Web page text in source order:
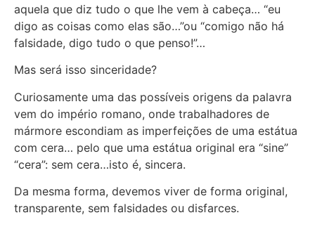
aquela que diz tudo o que lhe vem à cabeça… “eu
digo as coisas como elas são…”ou “comigo não há
falsidade, digo tudo o que penso!”…
Mas será isso sinceridade?
Curiosamente uma das possíveis origens da palavra
vem do império romano, onde trabalhadores de
mármore escondiam as imperfeições de uma estátua
com cera… pelo que uma estátua original era “sine”
“cera”: sem cera…isto é, sincera.
Da mesma forma, devemos viver de forma original,
transparente, sem falsidades ou disfarces.